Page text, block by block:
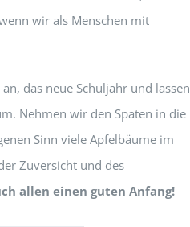
wir als Menschen mit
das neue Schuljahr und lassen
Nehmen wir den Spaten in die
Sinn viele Apfelbäume im
Zuversicht und des
allen einen guten Anfang!